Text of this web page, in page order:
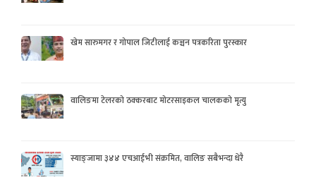
खेम सारुमगर र गोपाल जिटीलाई कञ्चन पत्रकरिता पुरस्कार
वालिङमा टेलरको ठक्करबाट मोटरसाइकल चालकको मृत्यु
स्याङ्जामा ३४४ एचआईभी संक्रमित, वालिङ सबैभन्दा धेरै